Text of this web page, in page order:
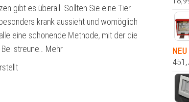
gibt es überall. Sollten Sie eine Tier
krank aussieht und womöglich
eine schonende Methode, mit der die
streune… Mehr
NEU